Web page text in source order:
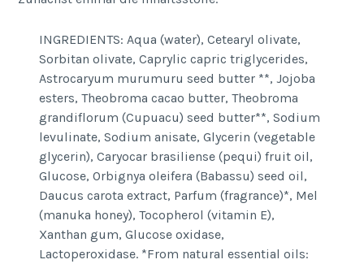
INGREDIENTS: Aqua (water), Cetearyl olivate,
Sorbitan olivate, Caprylic capric triglycerides,
Astrocaryum murumuru seed butter **, Jojoba
esters, Theobroma cacao butter, Theobroma
grandiflorum (Cupuacu) seed butter**, Sodium
levulinate, Sodium anisate, Glycerin (vegetable
glycerin), Caryocar brasiliense (pequi) fruit oil,
Glucose, Orbignya oleifera (Babassu) seed oil,
Daucus carota extract, Parfum (fragrance)*, Mel
(manuka honey), Tocopherol (vitamin E),
Xanthan gum, Glucose oxidase,
Lactoperoxidase. *From natural essential oils: